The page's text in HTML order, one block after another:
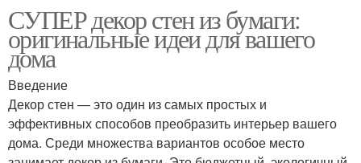
СУПЕР декор стен из бумаги:
оригинальные идеи для вашего
дома
Введение
Декор стен — это один из самых простых и
эффективных способов преобразить интерьер вашего
дома. Среди множества вариантов особое место